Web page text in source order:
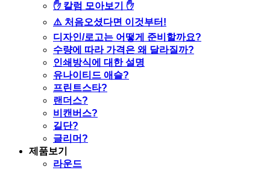
✋ 칼럼 모아보기 ✋
⚠️ 처음오셨다면 이것부터!
디자인/로고는 어떻게 준비할까요?
수량에 따라 가격은 왜 달라질까?
인쇄방식에 대한 설명
유나이티드 애슬?
프린트스타?
랜더스?
비캔버스?
길단?
글리머?
제품보기
라운드